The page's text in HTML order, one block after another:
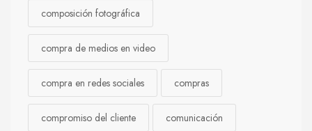
composición fotográfica
compra de medios en video
compra en redes sociales compras
compromiso del cliente comunicación